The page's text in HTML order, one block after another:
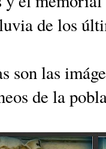
de los
son las
de la